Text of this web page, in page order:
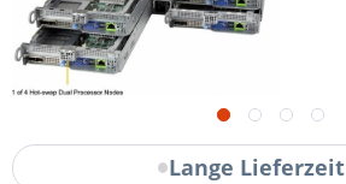
Lange Lieferzeit